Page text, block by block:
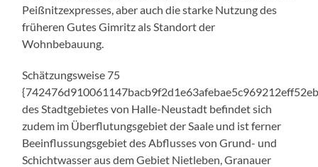
Peißnitzexpresses, aber auch die starke Nutzung des
früheren Gutes Gimritz als Standort der
Wohnbebauung.
Schätzungsweise 75
des Stadtgebietes von Halle-Neustadt befindet sich
zudem im Überflutungsgebiet der Saale und ist ferner
Beeinflussungsgebiet des Abflusses von Grund- und
Schichtwasser aus dem Gebiet Nietleben, Granauer